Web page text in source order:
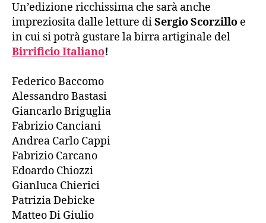
Un’edizione ricchissima che sarà anche
impreziosita dalle letture diSergio Scorzillo e
in cui si potrà gustare la birra artiginale del
Birrificio Italiano!
Federico Baccomo
Alessandro Bastasi
Giancarlo Briguglia
Fabrizio Canciani
Andrea Carlo Cappi
Fabrizio Carcano
Edoardo Chiozzi
Gianluca Chierici
Patrizia Debicke
Matteo Di Giulio